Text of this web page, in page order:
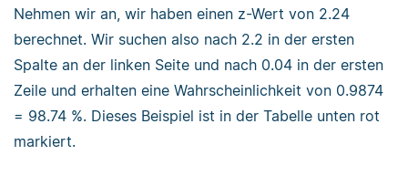
Nehmen wir an, wir haben einen z-Wert von 2.24
berechnet. Wir suchen also nach 2.2 in der ersten
Spalte an der linken Seite und nach 0.04 in der ersten
Zeile und erhalten eine Wahrscheinlichkeit von 0.9874
= 98.74 %. Dieses Beispiel ist in der Tabelle unten rot
markiert.